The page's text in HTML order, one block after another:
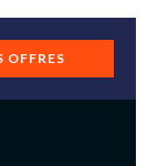
OFFRES